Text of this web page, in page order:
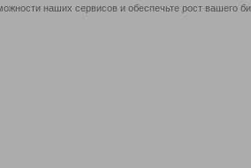
наших сервисов и обеспечьте рост вашего